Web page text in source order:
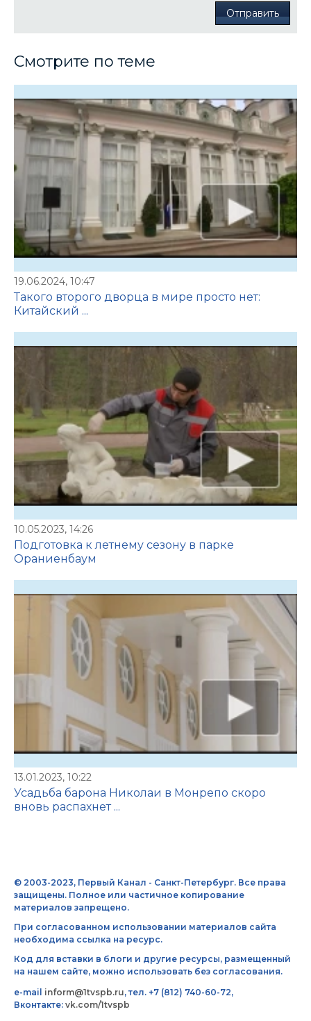
Отправить
Смотрите по теме
19.06.2024, 10:47
Такого второго дворца в мире просто нет:
Китайский ...
10.05.2023, 14:26
Подготовка к летнему сезону в парке
Ораниенбаум
13.01.2023, 10:22
Усадьба барона Николаи в Монрепо скоро
вновь распахнет ...
© 2003-2023, Первый Канал - Санкт-Петербург. Все права
защищены. Полное или частичное копирование
материалов запрещено.
При согласованном использовании материалов сайта
необходима ссылка на ресурс.
Код для вставки в блоги и другие ресурсы, размещенный
на нашем сайте, можно использовать без согласования.
e-mail inform@1tvspb.ru, тел. +7 (812) 740-60-72,
Вконтакте: vk.com/1tvspb